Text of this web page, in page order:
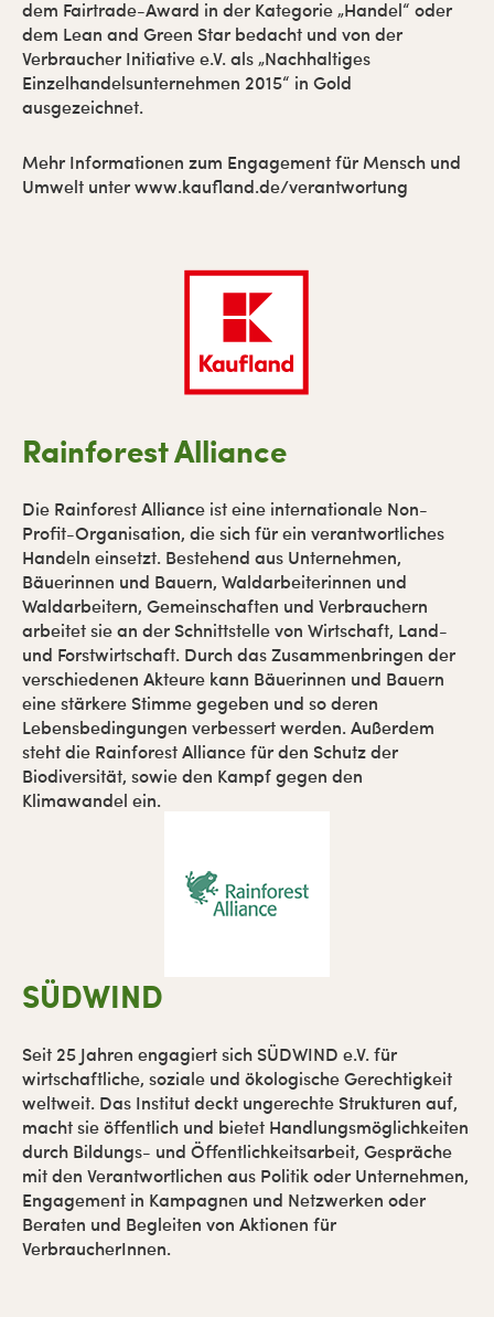
dem Fairtrade-Award in der Kategorie „Handel“ oder
dem Lean and Green Star bedacht und von der
Verbraucher Initiative e.V. als „Nachhaltiges
Einzelhandelsunternehmen 2015“ in Gold
ausgezeichnet.
Mehr Informationen zum Engagement für Mensch und
Umwelt unter www.kaufland.de/verantwortung
Rainforest Alliance
Die Rainforest Alliance ist eine internationale Non-
Profit-Organisation, die sich für ein verantwortliches
Handeln einsetzt. Bestehend aus Unternehmen,
Bäuerinnen und Bauern, Waldarbeiterinnen und
Waldarbeitern, Gemeinschaften und Verbrauchern
arbeitet sie an der Schnittstelle von Wirtschaft, Land-
und Forstwirtschaft. Durch das Zusammenbringen der
verschiedenen Akteure kann Bäuerinnen und Bauern
eine stärkere Stimme gegeben und so deren
Lebensbedingungen verbessert werden. Außerdem
steht die Rainforest Alliance für den Schutz der
Biodiversität, sowie den Kampf gegen den
Klimawandel ein.
SÜDWIND
Seit 25 Jahren engagiert sich SÜDWIND e.V. für
wirtschaftliche, soziale und ökologische Gerechtigkeit
weltweit. Das Institut deckt ungerechte Strukturen auf,
macht sie öffentlich und bietet Handlungsmöglichkeiten
durch Bildungs- und Öffentlichkeitsarbeit, Gespräche
mit den Verantwortlichen aus Politik oder Unternehmen,
Engagement in Kampagnen und Netzwerken oder
Beraten und Begleiten von Aktionen für
VerbraucherInnen.